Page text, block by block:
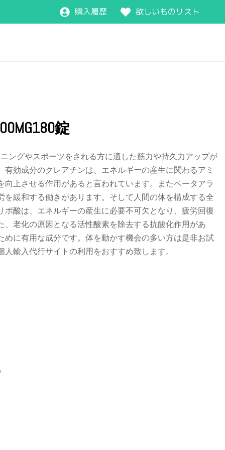
購入履歴 欲しいものリスト
錠
ングやスポーツをされる方に適した筋力や持久力アップが
有効成分のクレアチンは、エネルギーの産生に関わるアミ
向上させる作用があると言われています。またベータアラ
を緩和する働きがあります。そして人間の体を構成する全
ポ酸は、エネルギーの産生に必要不可欠となり、疲労回復
、老化の原因となる活性酸素を除去する抗酸化作用があ
めに有用な成分です。体を動かす機会の多い方は是非お試
輸入代行サイトの利用をおすすめ致します。